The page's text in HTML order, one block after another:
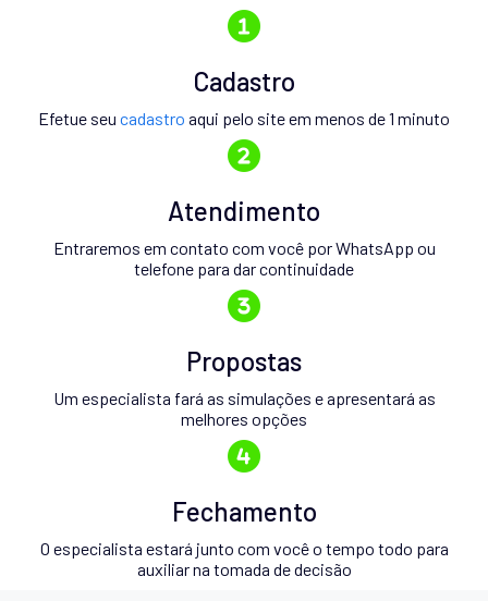
Cadastro
Efetue seu cadastro aqui pelo site em menos de 1 minuto
Atendimento
Entraremos em contato com você por WhatsApp ou
telefone para dar continuidade
Propostas
Um especialista fará as simulações e apresentará as
melhores opções
Fechamento
O especialista estará junto com você o tempo todo para
auxiliar na tomada de decisão